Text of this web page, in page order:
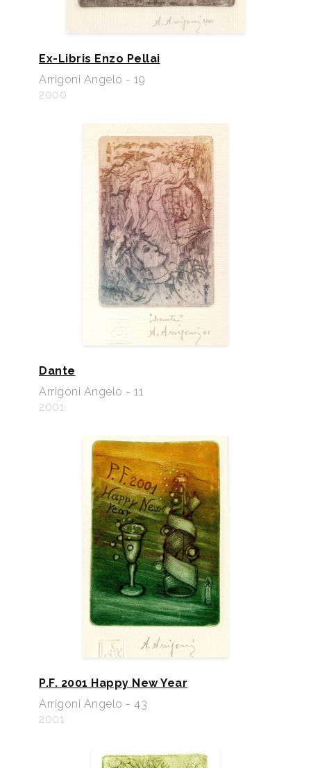
Ex-Libris Enzo Pellai
Arrigoni Angelo - 19
2000
Dante
Arrigoni Angelo - 11
2001
P.F. 2001 Happy New Year
Arrigoni Angelo - 43
2001